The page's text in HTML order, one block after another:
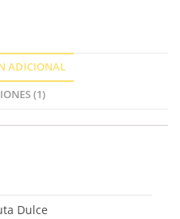
ADICIONAL
(1)
Dulce